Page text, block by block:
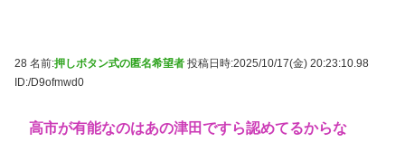
28 名前:押しボタン式の匿名希望者 投稿日時:2025/10/17(金) 20:23:10.98
ID:/D9ofmwd0
高市が有能なのはあの津田ですら認めてるからな